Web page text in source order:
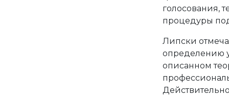
голосования,
процедуры
Липски
определению
описанном